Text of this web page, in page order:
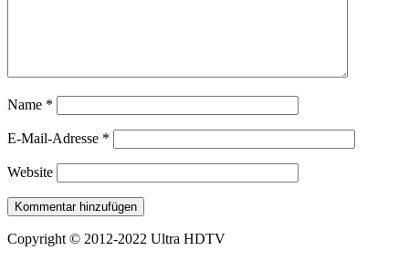
Name *
E-Mail-Adresse *
Website
Copyright © 2012-2022 Ultra HDTV